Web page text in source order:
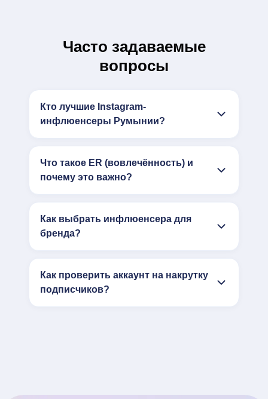
Часто задаваемые
вопросы
Кто лучшие Instagram-
инфлюенсеры Румынии?
Что такое ER (вовлечённость) и
почему это важно?
Как выбрать инфлюенсера для
бренда?
Как проверить аккаунт на накрутку
подписчиков?